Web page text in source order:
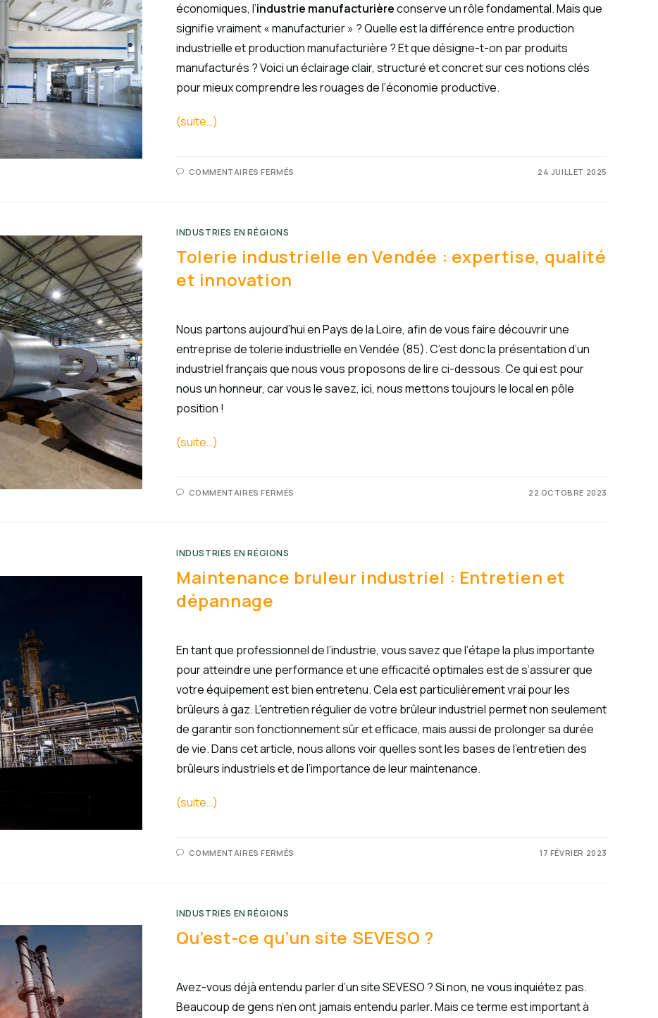
économiques, l’industrie manufacturièreconserve un rôle fondamental. Mais que
signifie vraiment « manufacturier » ? Quelle est la différence entre production
industrielle et production manufacturière ? Et que désigne-t-on par produits
manufacturés ? Voici un éclairage clair, structuré et concret sur ces notions clés
pour mieux comprendre les rouages de l’économie productive.
(suite…)
COMMENTAIRES FERMÉS 24 JUILLET 2025
INDUSTRIES EN RÉGIONS
Tolerie industrielle en Vendée : expertise, qualité
et innovation
Nous partons aujourd’hui en Pays de la Loire, afin de vous faire découvrir une
entreprise de tolerie industrielle en Vendée (85). C’est donc la présentation d’un
industriel français que nous vous proposons de lire ci-dessous. Ce qui est pour
nous un honneur, car vous le savez, ici, nous mettons toujours le local en pôle
position !
(suite…)
COMMENTAIRES FERMÉS 22 OCTOBRE 2023
INDUSTRIES EN RÉGIONS
Maintenance bruleur industriel : Entretien et
dépannage
En tant que professionnel de l’industrie, vous savez que l’étape la plus importante
pour atteindre une performance et une efficacité optimales est de s’assurer que
votre équipement est bien entretenu. Cela est particulièrement vrai pour les
brûleurs à gaz. L’entretien régulier de votre brûleur industriel permet non seulement
de garantir son fonctionnement sûr et efficace, mais aussi de prolonger sa durée
de vie. Dans cet article, nous allons voir quelles sont les bases de l’entretien des
brûleurs industriels et de l’importance de leur maintenance.
(suite…)
COMMENTAIRES FERMÉS 17 FÉVRIER 2023
INDUSTRIES EN RÉGIONS
Qu’est-ce qu’un site SEVESO ?
Avez-vous déjà entendu parler d’un site SEVESO ? Si non, ne vous inquiétez pas.
Beaucoup de gens n’en ont jamais entendu parler. Mais ce terme est important à